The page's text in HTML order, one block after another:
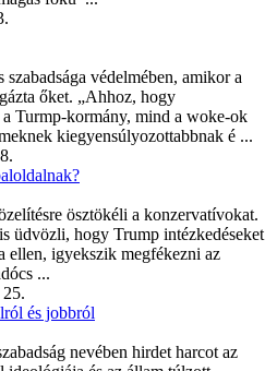
szabadsága védelmében, amikor a
őket. „Ahhoz, hogy
Turmp-kormány, mind a woke-ok
kiegyensúlyozottabbnak é ...
ösztökéli a konzervatívokat.
üdvözli, hogy Trump intézkedéseket
ellen, igyekszik megfékezni az
...
és jobbról
nevében hirdet harcot az